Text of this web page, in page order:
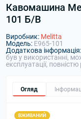
Кавомашина
101 Б/В
Виробник: Melitta
Модель: E965-101
Додаткова інформація:
був у використанні,
експлуатації,
Огляд
ВЖИВАНИЙ